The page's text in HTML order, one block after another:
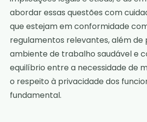
abordar essas questões com
que estejam em conformidade
regulamentos relevantes, além
ambiente de trabalho saudável e
equilíbrio entre a necessidade de
o respeito à privacidade dos
fundamental.